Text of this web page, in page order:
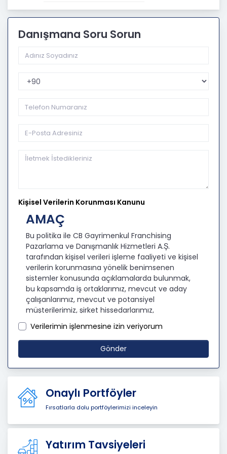
Danışmana Soru Sorun
Telefon Kodu
Kişisel Verilerin Korunması Kanunu
AMAÇ
Bu politika ile CB Gayrimenkul Franchising
Pazarlama ve Danışmanlık Hizmetleri A.Ş.
tarafından kişisel verileri işleme faaliyeti ve kişisel
verilerin korunmasına yönelik benimsenen
sistemler konusunda açıklamalarda bulunmak,
bu kapsamda iş ortaklarımız, mevcut ve aday
çalışanlarımız, mevcut ve potansiyel
müşterilerimiz, şirket hissedarlarımız,
üzer kişisel verileri şirketimiz tarafından işlenen
kişilerin bilgilendirilerek şeffaflığın sağlanması
KİŞİSEL VERİLERİN İŞLENMESİ
İLKELERİ
KVKK’ya uyumluluğun sağlanması için CB
Danışmanlık Hizmetleri A.Ş. tarafından kişisel
veriler mevzuatta öngörülen genel ilke ve
hükümlere uygun olarak işlenecektir. Bu
Verilerimin işlenmesine izin veriyorum
Gönder
Onaylı Portföyler
Fırsatlarla dolu portföylerimizi inceleyin
Yatırım Tavsiyeleri